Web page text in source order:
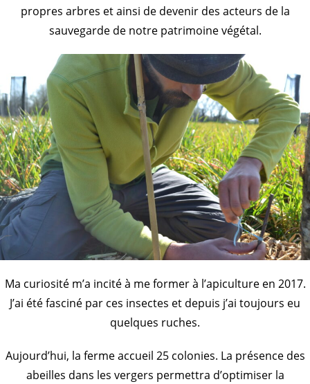
propres arbres et ainsi de devenir des acteurs de la
sauvegarde de notre patrimoine végétal.
Ma curiosité m’a incité à me former à l’apiculture en 2017.
J’ai été fasciné par ces insectes et depuis j’ai toujours eu
quelques ruches.
Aujourd’hui, la ferme accueil 25 colonies. La présence des
abeilles dans les vergers permettra d’optimiser la